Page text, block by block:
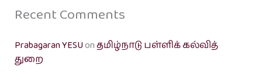
Recent Comments
Prabagaran YESUonதமிழ்நாடு பள்ளிக் கல்வித்
துறை